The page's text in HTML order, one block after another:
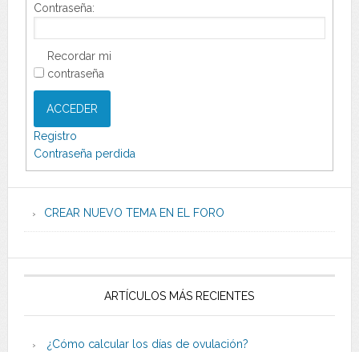
Contraseña:
Recordar mi
contraseña
ACCEDER
Registro
Contraseña perdida
CREAR NUEVO TEMA EN EL FORO
ARTÍCULOS MÁS RECIENTES
¿Cómo calcular los días de ovulación?